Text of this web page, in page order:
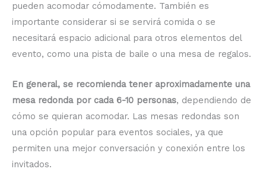
pueden acomodar cómodamente. También es
importante considerar si se servirá comida o se
necesitará espacio adicional para otros elementos del
evento, como una pista de baile o una mesa de regalos.
En general, se recomienda tener aproximadamente una
mesa redonda por cada 6-10 personas, dependiendo de
cómo se quieran acomodar. Las mesas redondas son
una opción popular para eventos sociales, ya que
permiten una mejor conversación y conexión entre los
invitados.